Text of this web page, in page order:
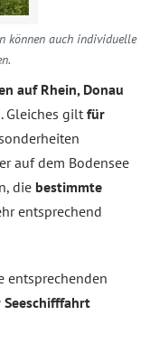
können auch individuelle
auf Rhein, Donau
Gleiches gilt für
auf dem Bodensee
die bestimmte
entsprechend
entsprechenden